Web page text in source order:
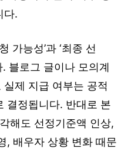
다.
가능성’과 ‘최종 선
. 블로그 글이나 모의계
제 지급 여부는 공적
결정됩니다. 반대로 본
해도 선정기준액 인상,
, 배우자 상황 변화 때문